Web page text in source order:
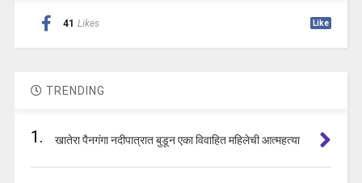
41 Likes Like
TRENDING
1. खातेरा पैनगंगा नदीपात्रात बुडून एका विवाहित महिलेची आत्महत्या